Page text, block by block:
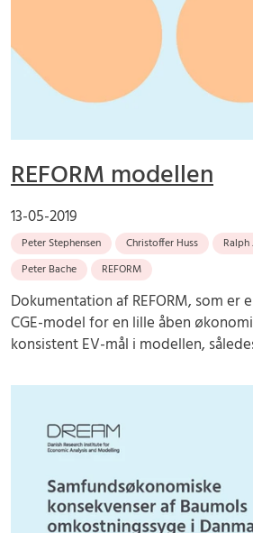
REFORM modellen
13-05-2019
Peter Stephensen Christoffer Huss Ralph
Peter Bache
REFORM
Dokumentation af REFORM, som er
CGE-model for en lille åben
konsistent EV-mål i modellen,